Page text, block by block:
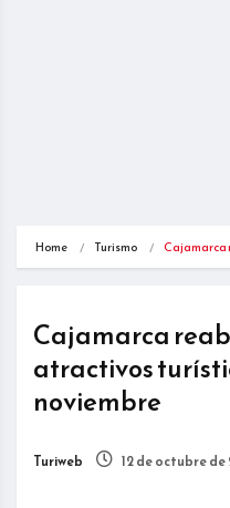
Home Turismo Cajamarca
Cajamarca
atractivos
noviembre
Turiweb 12 de octubre de